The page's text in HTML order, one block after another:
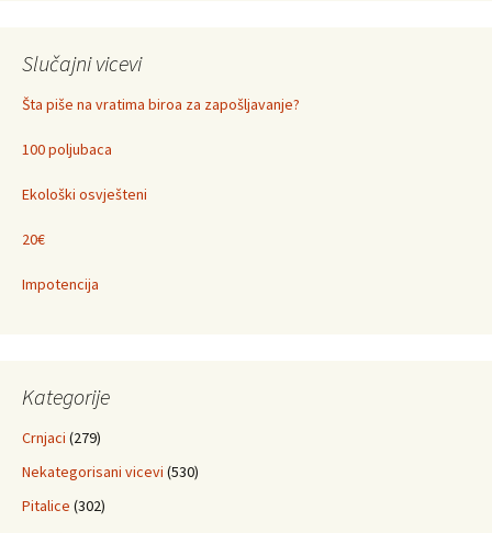
Slučajni vicevi
Šta piše na vratima biroa za zapošljavanje?
100 poljubaca
Ekološki osvješteni
20€
Impotencija
Kategorije
Crnjaci (279)
Nekategorisani vicevi (530)
Pitalice (302)